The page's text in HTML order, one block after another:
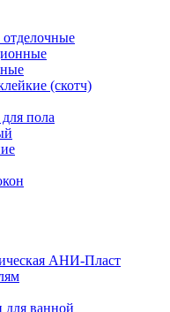
(скотч)
пола
АНИ-Пласт
ванной